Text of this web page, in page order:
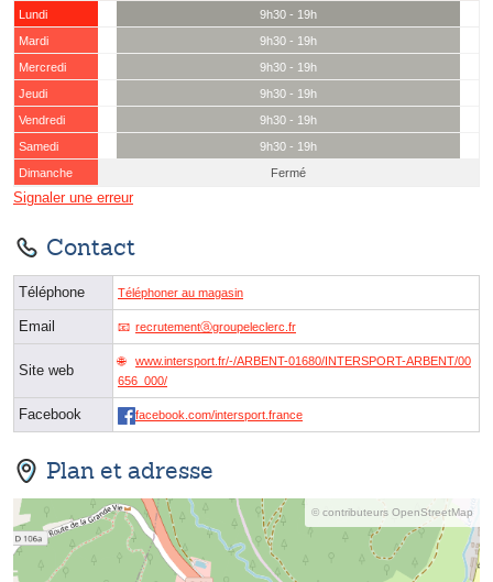
Lundi
9h30 - 19h
Mardi
9h30 - 19h
Mercredi
9h30 - 19h
Jeudi
9h30 - 19h
Vendredi
9h30 - 19h
Samedi
9h30 - 19h
Dimanche
Fermé
Signaler une erreur
Contact
Téléphone Téléphoner au magasin
Email recrutementⓐgroupeleclerc.fr
Site web
www.intersport.fr/-/ARBENT-01680/INTERSPORT-ARBENT/00
656_000/
Facebook facebook.com/intersport.france
Plan et adresse
© contributeurs OpenStreetMap